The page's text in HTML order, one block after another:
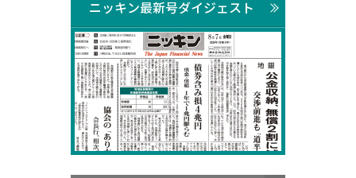
ニッキン最新号ダイジェスト